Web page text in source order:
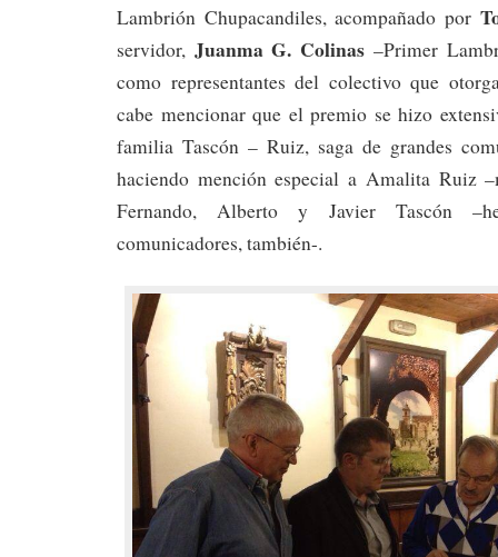
Lambrión Chupacandiles, acompañado por
servidor, Juanma G. Colinas –Primer
como representantes del colectivo que
cabe mencionar que el premio se hizo
familia Tascón – Ruiz, saga de grandes
haciendo mención especial a Amalita Ruiz
Fernando, Alberto y Javier Tascón
comunicadores, también-.